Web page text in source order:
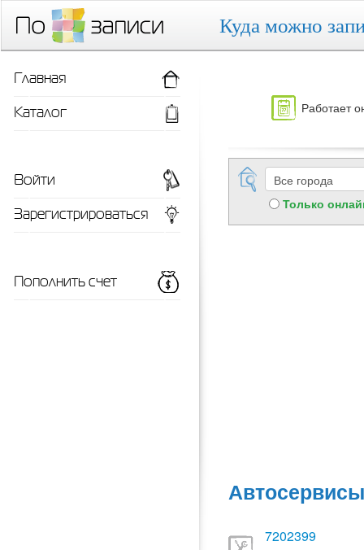
Куда можно
Работает
Только
Автосервисы
7202399
Главная
Каталог
Войти
Зарегистрироваться
Пополнить счет